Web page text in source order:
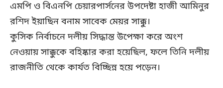
এমপি ও বিএনপি চেয়ারপার্সনের উপদেষ্টা হাজী আমিনুর
রশিদ ইয়াছিন বনাম সাবেক মেয়র সাক্কু।
কুসিক নির্বাচনে দলীয় সিদ্ধান্ত উপেক্ষা করে অংশ
নেওয়ায় সাক্কুকে বহিষ্কার করা হয়েছিল, ফলে তিনি দলীয়
রাজনীতি থেকে কার্যত বিচ্ছিন্ন হয়ে পড়েন।